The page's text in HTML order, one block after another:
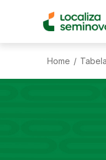
Home /